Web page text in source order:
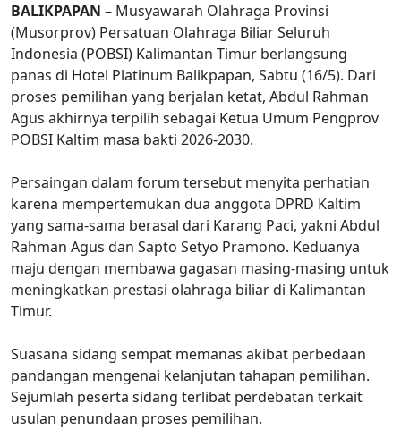
BALIKPAPAN – Musyawarah Olahraga Provinsi
(Musorprov) Persatuan Olahraga Biliar Seluruh
Indonesia (POBSI) Kalimantan Timur berlangsung
panas di Hotel Platinum Balikpapan, Sabtu (16/5). Dari
proses pemilihan yang berjalan ketat, Abdul Rahman
Agus akhirnya terpilih sebagai Ketua Umum Pengprov
POBSI Kaltim masa bakti 2026-2030.
Persaingan dalam forum tersebut menyita perhatian
karena mempertemukan dua anggota DPRD Kaltim
yang sama-sama berasal dari Karang Paci, yakni Abdul
Rahman Agus dan Sapto Setyo Pramono. Keduanya
maju dengan membawa gagasan masing-masing untuk
meningkatkan prestasi olahraga biliar di Kalimantan
Timur.
Suasana sidang sempat memanas akibat perbedaan
pandangan mengenai kelanjutan tahapan pemilihan.
Sejumlah peserta sidang terlibat perdebatan terkait
usulan penundaan proses pemilihan.